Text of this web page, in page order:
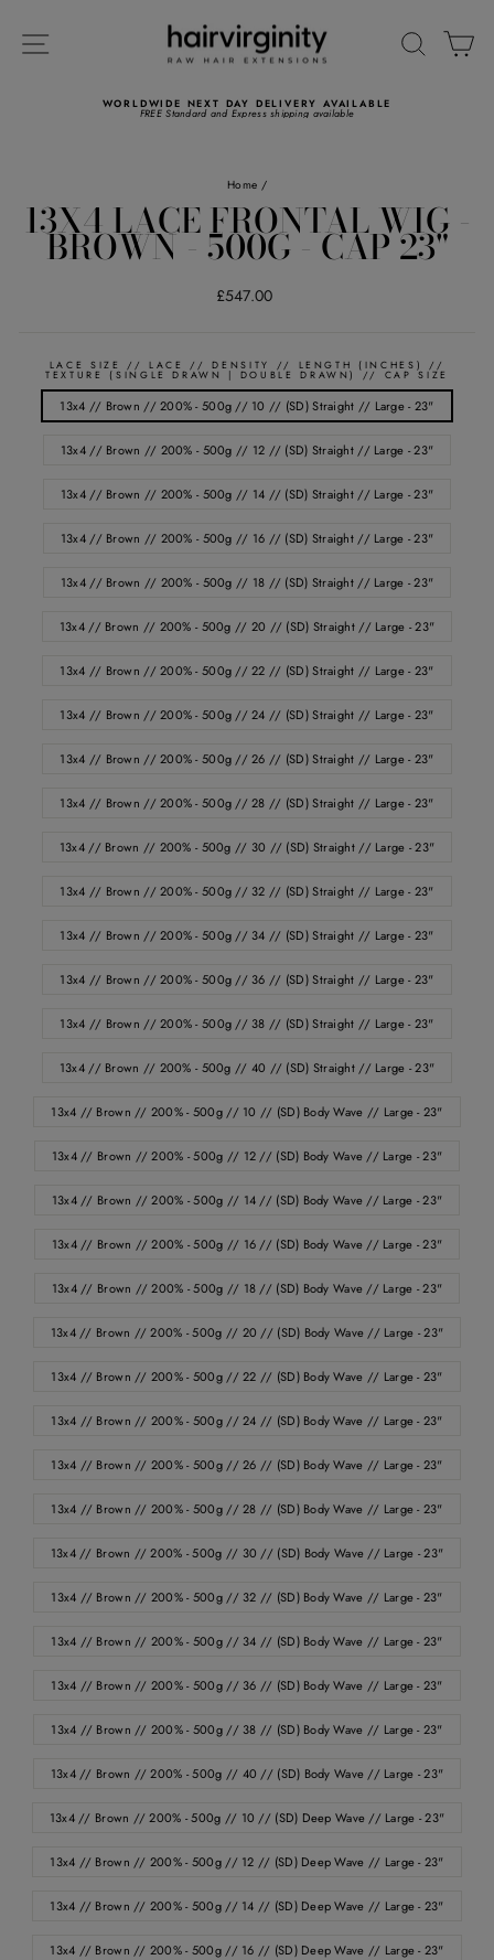
Privacy
Policy
content SITE NAVIGATION
WORLDWIDE NEXT DAY DELIVERY AVAILABLE
FREE Standard and Express shipping available
Home /
13X4 LACE FRONTAL WIG -
BROWN - 500G - CAP 23"
Regular
price
£547.00
LACE SIZE // LACE // DENSITY // LENGTH (INCHES) //
TEXTURE (SINGLE DRAWN | DOUBLE DRAWN) // CAP SIZE
13x4 // Brown // 200% - 500g // 10 // (SD) Straight // Large - 23"
13x4 // Brown // 200% - 500g // 12 // (SD) Straight // Large - 23"
13x4 // Brown // 200% - 500g // 14 // (SD) Straight // Large - 23"
13x4 // Brown // 200% - 500g // 16 // (SD) Straight // Large - 23"
13x4 // Brown // 200% - 500g // 18 // (SD) Straight // Large - 23"
13x4 // Brown // 200% - 500g // 20 // (SD) Straight // Large - 23"
13x4 // Brown // 200% - 500g // 22 // (SD) Straight // Large - 23"
13x4 // Brown // 200% - 500g // 24 // (SD) Straight // Large - 23"
13x4 // Brown // 200% - 500g // 26 // (SD) Straight // Large - 23"
13x4 // Brown // 200% - 500g // 28 // (SD) Straight // Large - 23"
13x4 // Brown // 200% - 500g // 30 // (SD) Straight // Large - 23"
13x4 // Brown // 200% - 500g // 32 // (SD) Straight // Large - 23"
13x4 // Brown // 200% - 500g // 34 // (SD) Straight // Large - 23"
13x4 // Brown // 200% - 500g // 36 // (SD) Straight // Large - 23"
13x4 // Brown // 200% - 500g // 38 // (SD) Straight // Large - 23"
13x4 // Brown // 200% - 500g // 40 // (SD) Straight // Large - 23"
13x4 // Brown // 200% - 500g // 10 // (SD) Body Wave // Large - 23"
13x4 // Brown // 200% - 500g // 12 // (SD) Body Wave // Large - 23"
13x4 // Brown // 200% - 500g // 14 // (SD) Body Wave // Large - 23"
13x4 // Brown // 200% - 500g // 16 // (SD) Body Wave // Large - 23"
13x4 // Brown // 200% - 500g // 18 // (SD) Body Wave // Large - 23"
13x4 // Brown // 200% - 500g // 20 // (SD) Body Wave // Large - 23"
13x4 // Brown // 200% - 500g // 22 // (SD) Body Wave // Large - 23"
13x4 // Brown // 200% - 500g // 24 // (SD) Body Wave // Large - 23"
13x4 // Brown // 200% - 500g // 26 // (SD) Body Wave // Large - 23"
13x4 // Brown // 200% - 500g // 28 // (SD) Body Wave // Large - 23"
13x4 // Brown // 200% - 500g // 30 // (SD) Body Wave // Large - 23"
13x4 // Brown // 200% - 500g // 32 // (SD) Body Wave // Large - 23"
13x4 // Brown // 200% - 500g // 34 // (SD) Body Wave // Large - 23"
13x4 // Brown // 200% - 500g // 36 // (SD) Body Wave // Large - 23"
13x4 // Brown // 200% - 500g // 38 // (SD) Body Wave // Large - 23"
13x4 // Brown // 200% - 500g // 40 // (SD) Body Wave // Large - 23"
13x4 // Brown // 200% - 500g // 10 // (SD) Deep Wave // Large - 23"
13x4 // Brown // 200% - 500g // 12 // (SD) Deep Wave // Large - 23"
13x4 // Brown // 200% - 500g // 14 // (SD) Deep Wave // Large - 23"
13x4 // Brown // 200% - 500g // 16 // (SD) Deep Wave // Large - 23"